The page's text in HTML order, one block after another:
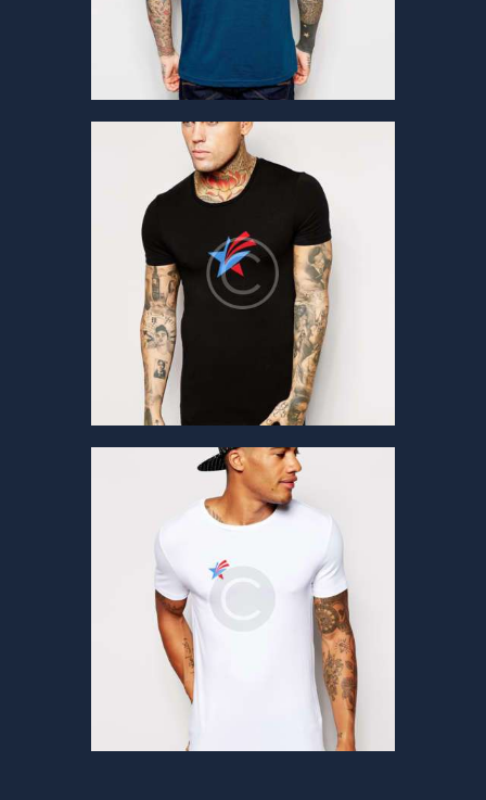
Black T-Shirt
$25
ADD TO CART
White T-Shirt
ADD TO CART